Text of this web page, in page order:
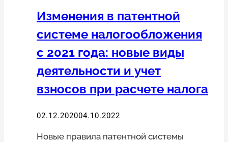
Изменения в патентной
системе налогообложения
с 2021 года: новые виды
деятельности и учет
взносов при расчете налога
02.12.202004.10.2022
Новые правила патентной системы